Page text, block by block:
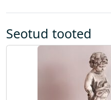
s
Seotud tooted